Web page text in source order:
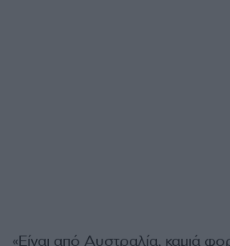
«Είναι από Αυστραλία, καμιά